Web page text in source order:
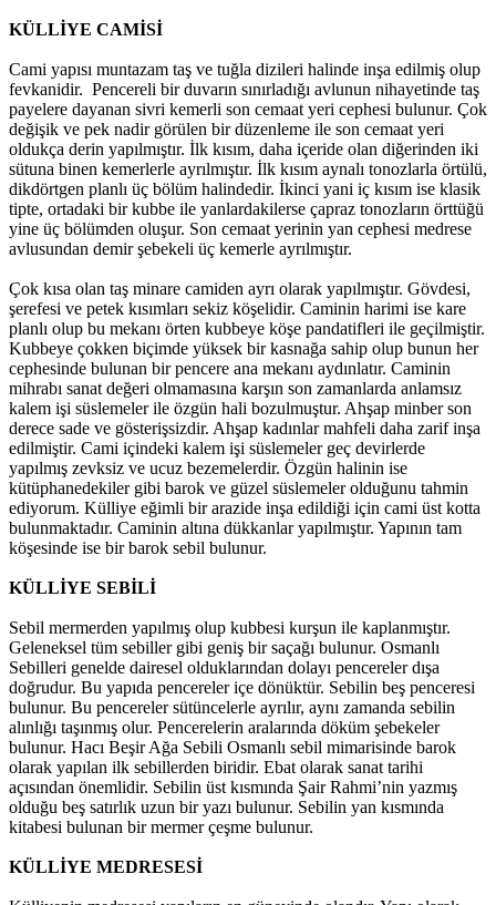
KÜLLİYE CAMİSİ
Cami yapısı muntazam taş ve tuğla dizileri halinde inşa edilmiş olup
fevkanidir. Pencereli bir duvarın sınırladığı avlunun nihayetinde taş
payelere dayanan sivri kemerli son cemaat yeri cephesi bulunur. Çok
değişik ve pek nadir görülen bir düzenleme ile son cemaat yeri
oldukça derin yapılmıştır. İlk kısım, daha içeride olan diğerinden iki
sütuna binen kemerlerle ayrılmıştır. İlk kısım aynalı tonozlarla örtülü,
dikdörtgen planlı üç bölüm halindedir. İkinci yani iç kısım ise klasik
tipte, ortadaki bir kubbe ile yanlardakilerse çapraz tonozların örttüğü
yine üç bölümden oluşur. Son cemaat yerinin yan cephesi medrese
avlusundan demir şebekeli üç kemerle ayrılmıştır.
Çok kısa olan taş minare camiden ayrı olarak yapılmıştır. Gövdesi,
şerefesi ve petek kısımları sekiz köşelidir. Caminin harimi ise kare
planlı olup bu mekanı örten kubbeye köşe pandatifleri ile geçilmiştir.
Kubbeye çokken biçimde yüksek bir kasnağa sahip olup bunun her
cephesinde bulunan bir pencere ana mekanı aydınlatır. Caminin
mihrabı sanat değeri olmamasına karşın son zamanlarda anlamsız
kalem işi süslemeler ile özgün hali bozulmuştur. Ahşap minber son
derece sade ve gösterişsizdir. Ahşap kadınlar mahfeli daha zarif inşa
edilmiştir. Cami içindeki kalem işi süslemeler geç devirlerde
yapılmış zevksiz ve ucuz bezemelerdir. Özgün halinin ise
kütüphanedekiler gibi barok ve güzel süslemeler olduğunu tahmin
ediyorum. Külliye eğimli bir arazide inşa edildiği için cami üst kotta
bulunmaktadır. Caminin altına dükkanlar yapılmıştır. Yapının tam
köşesinde ise bir barok sebil bulunur.
KÜLLİYE SEBİLİ
Sebil mermerden yapılmış olup kubbesi kurşun ile kaplanmıştır.
Geleneksel tüm sebiller gibi geniş bir saçağı bulunur. Osmanlı
Sebilleri genelde dairesel olduklarından dolayı pencereler dışa
doğrudur. Bu yapıda pencereler içe dönüktür. Sebilin beş penceresi
bulunur. Bu pencereler sütüncelerle ayrılır, aynı zamanda sebilin
alınlığı taşınmış olur. Pencerelerin aralarında döküm şebekeler
bulunur. Hacı Beşir Ağa Sebili Osmanlı sebil mimarisinde barok
olarak yapılan ilk sebillerden biridir. Ebat olarak sanat tarihi
açısından önemlidir. Sebilin üst kısmında Şair Rahmi’nin yazmış
olduğu beş satırlık uzun bir yazı bulunur. Sebilin yan kısmında
kitabesi bulunan bir mermer çeşme bulunur.
KÜLLİYE MEDRESESİ